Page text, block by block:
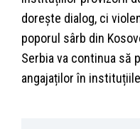
dorește dialog, ci
poporul sârb din
Serbia va continua să
angajaților în